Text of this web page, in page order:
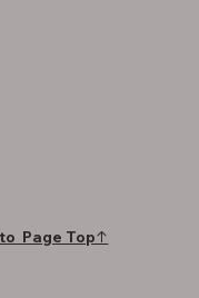
Page Top↑